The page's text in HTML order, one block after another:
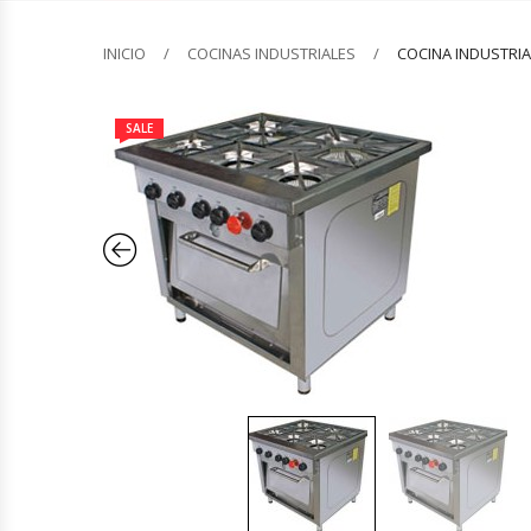
Bolsas De Sellado Al Vacío
Calentadores De Platos
INICIO COCINAS INDUSTRIALES COCINA
SALE